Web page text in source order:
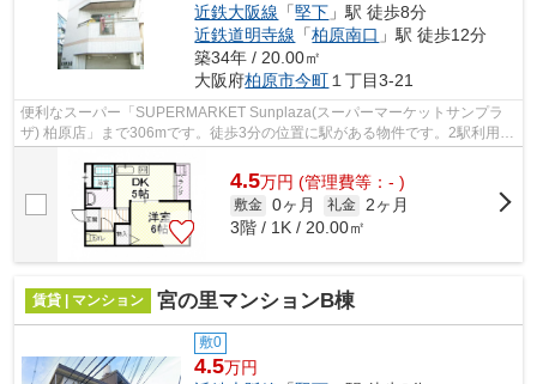
近鉄大阪線 「堅下 」駅 徒歩8分
近鉄道明寺線 「柏原南口 」駅 徒歩12分
築34年 / 20.00㎡
大阪府柏原市今町 １丁目3-21
便利なスーパー「SUPERMARKET Sunplaza(スーパーマーケットサンプラ
ザ) 柏原店」まで306mです。徒歩3分の位置に駅がある物件です。2駅利用で
きるので電車をよく使う方におすすめな物件...
4.5万円 (管理費等：- )
敷金 0ヶ月 礼金 2ヶ月
3階 / 1K / 20.00㎡
賃貸 | マンション 宮の里マンションB棟
敷0
4.5万円